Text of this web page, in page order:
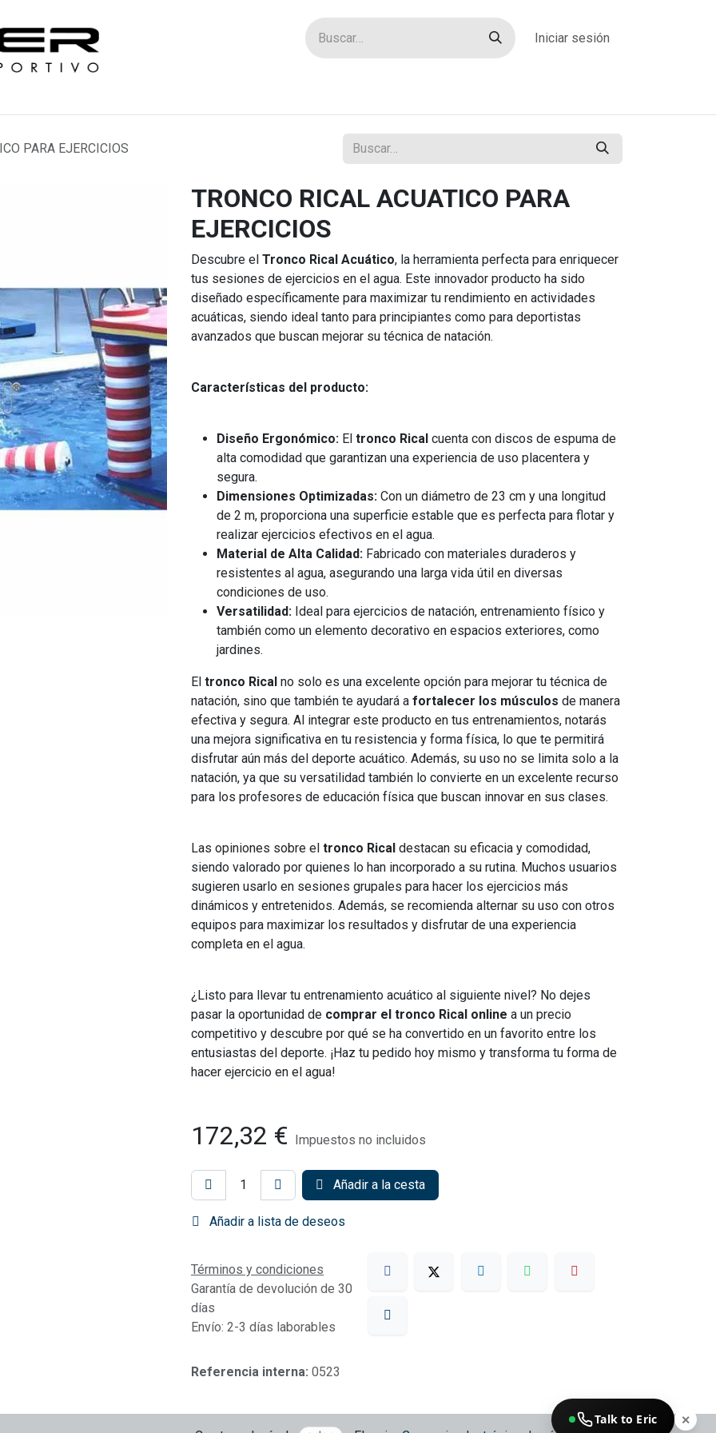
Iniciar sesión
PARA EJERCICIOS
TRONCO RICAL ACUATICO PARA
EJERCICIOS
Descubre el Tronco Rical Acuático, la herramienta perfecta para enriquecer
tus sesiones de ejercicios en el agua. Este innovador producto ha sido
diseñado específicamente para maximizar tu rendimiento en actividades
acuáticas, siendo ideal tanto para principiantes como para deportistas
avanzados que buscan mejorar su técnica de natación.
Características del producto:
Diseño Ergonómico: El tronco Rical cuenta con discos de espuma de
alta comodidad que garantizan una experiencia de uso placentera y
segura.
Dimensiones Optimizadas: Con un diámetro de 23 cm y una longitud
de 2 m, proporciona una superficie estable que es perfecta para flotar y
realizar ejercicios efectivos en el agua.
Material de Alta Calidad: Fabricado con materiales duraderos y
resistentes al agua, asegurando una larga vida útil en diversas
condiciones de uso.
Versatilidad: Ideal para ejercicios de natación, entrenamiento físico y
también como un elemento decorativo en espacios exteriores, como
jardines.
El tronco Rical no solo es una excelente opción para mejorar tu técnica de
natación, sino que también te ayudará a fortalecer los músculos de manera
efectiva y segura. Al integrar este producto en tus entrenamientos, notarás
una mejora significativa en tu resistencia y forma física, lo que te permitirá
disfrutar aún más del deporte acuático. Además, su uso no se limita solo a la
natación, ya que su versatilidad también lo convierte en un excelente recurso
para los profesores de educación física que buscan innovar en sus clases.
Las opiniones sobre el tronco Rical destacan su eficacia y comodidad,
siendo valorado por quienes lo han incorporado a su rutina. Muchos usuarios
sugieren usarlo en sesiones grupales para hacer los ejercicios más
dinámicos y entretenidos. Además, se recomienda alternar su uso con otros
equipos para maximizar los resultados y disfrutar de una experiencia
completa en el agua.
¿Listo para llevar tu entrenamiento acuático al siguiente nivel? No dejes
pasar la oportunidad de comprar el tronco Rical online a un precio
competitivo y descubre por qué se ha convertido en un favorito entre los
entusiastas del deporte. ¡Haz tu pedido hoy mismo y transforma tu forma de
hacer ejercicio en el agua!
172,32 € Impuestos no incluidos
Añadir a la cesta
Añadir a lista de deseos
Términos y condiciones
Garantía de devolución de 30
días
Envío: 2-3 días laborables
Referencia interna: 0523
Talk to Eric ✕